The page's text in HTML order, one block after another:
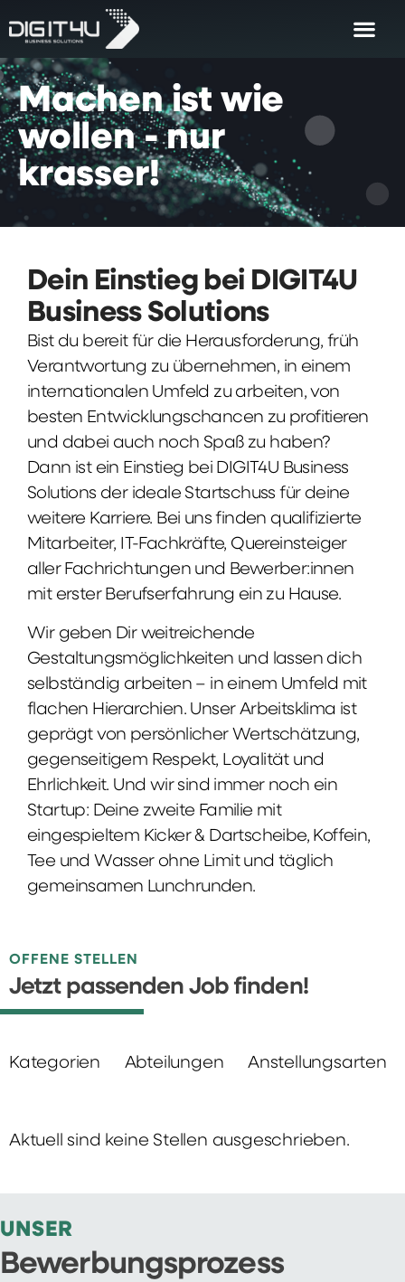
Machen ist wie
wollen - nur
krasser!
Dein Einstieg bei DIGIT4U
Business Solutions
Bist du bereit für die Herausforderung, früh
Verantwortung zu übernehmen, in einem
internationalen Umfeld zu arbeiten, von
besten Entwicklungschancen zu profitieren
und dabei auch noch Spaß zu haben?
Dann ist ein Einstieg bei DIGIT4U Business
Solutions der ideale Startschuss für deine
weitere Karriere. Bei uns finden qualifizierte
Mitarbeiter, IT-Fachkräfte, Quereinsteiger
aller Fachrichtungen und Bewerber:innen
mit erster Berufserfahrung ein zu Hause.
Wir geben Dir weitreichende
Gestaltungsmöglichkeiten und lassen dich
selbständig arbeiten – in einem Umfeld mit
flachen Hierarchien. Unser Arbeitsklima ist
geprägt von persönlicher Wertschätzung,
gegenseitigem Respekt, Loyalität und
Ehrlichkeit. Und wir sind immer noch ein
Startup: Deine zweite Familie mit
eingespieltem Kicker & Dartscheibe, Koffein,
Tee und Wasser ohne Limit und täglich
gemeinsamen Lunchrunden.
OFFENE STELLEN
Jetzt passenden Job finden!
Kategorien Abteilungen Anstellungsarten
Aktuell sind keine Stellen ausgeschrieben.
UNSER
Bewerbungsprozess